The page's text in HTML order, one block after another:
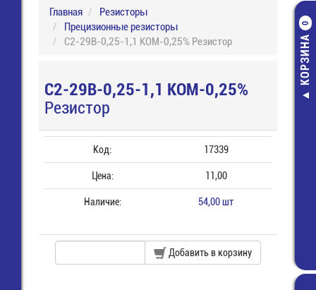
КОРЗИНА
0
Главная
Резисторы
Прецизионные резисторы
С2-29В-0,25-1,1 КОМ-0,25% Резистор
С2-29В-0,25-1,1 КОМ-0,25%
Резистор
Код: 17339
Цена: 11,00
Наличие: 54,00 шт
Добавить в корзину